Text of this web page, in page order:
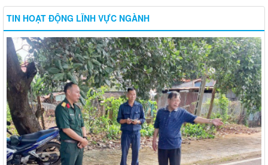
TIN HOẠT ĐỘNG LĨNH VỰC NGÀNH